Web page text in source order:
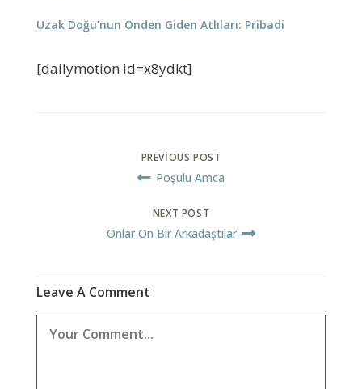
Uzak Doğu’nun Önden Giden Atlıları: Pribadi
[dailymotion id=x8ydkt]
PREVIOUS POST
Poşulu Amca
NEXT POST
Onlar On Bir Arkadaştılar
Leave A Comment